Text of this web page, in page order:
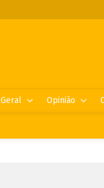
Geral Opinião